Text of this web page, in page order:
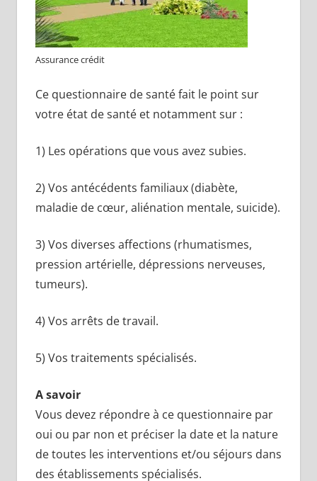
Assurance crédit
Ce questionnaire de santé fait le point sur
votre état de santé et notamment sur :
1) Les opérations que vous avez subies.
2) Vos antécédents familiaux (diabète,
maladie de cœur, aliénation mentale, suicide).
3) Vos diverses affections (rhumatismes,
pression artérielle, dépressions nerveuses,
tumeurs).
4) Vos arrêts de travail.
5) Vos traitements spécialisés.
A savoir
Vous devez répondre à ce questionnaire par
oui ou par non et préciser la date et la nature
de toutes les interventions et/ou séjours dans
des établissements spécialisés.